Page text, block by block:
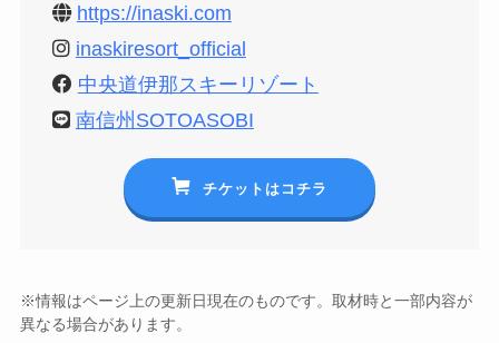
https://inaski.com
inaskiresort_official
中央道伊那スキーリゾート
南信州SOTOASOBI
チケットはコチラ
※情報はページ上の更新日現在のものです。取材時と一部内容が
異なる場合があります。